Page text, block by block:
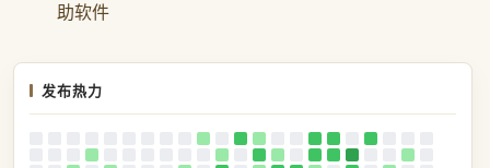
助软件
发布热力